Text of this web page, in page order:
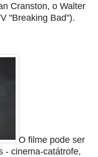
Cranston, o Walter
"Breaking Bad").
O filme pode ser
- cinema-catátrofe,